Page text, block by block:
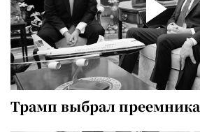
Трамп выбрал преемника